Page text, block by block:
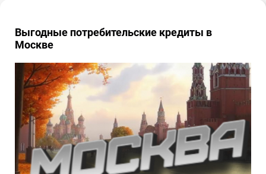
Выгодные потребительские кредиты в
Москве